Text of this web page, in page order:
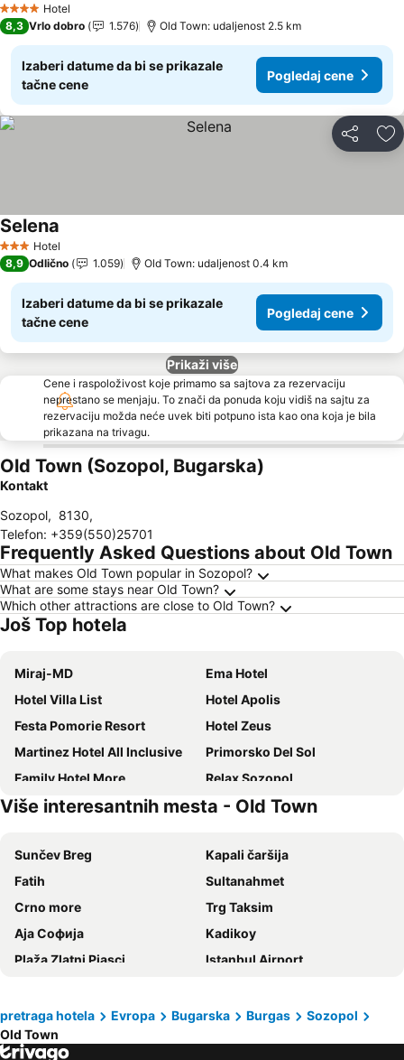
4 ZvezdiceHotel
8,3 Vrlo dobro 1.576 Old Town: udaljenost 2.5 km
Izaberi datume da bi se prikazale
tačne cene
Pogledaj cene
Deli
3 Zvezdice
Hotel
Selena
8,9 Odlično 1.059 Old Town: udaljenost 0.4 km
Izaberi datume da bi se prikazale
tačne cene
Pogledaj cene
Prikaži više
Cene i raspoloživost koje primamo sa sajtova za rezervaciju
neprestano se menjaju. To znači da ponuda koju vidiš na sajtu za
rezervaciju možda neće uvek biti potpuno ista kao ona koja je bila
prikazana na trivagu.
Old Town (Sozopol, Bugarska)
Kontakt
Sozopol, 8130,
Telefon: +359(550)25701
Frequently Asked Questions about Old Town
What makes Old Town popular in Sozopol?
What are some stays near Old Town?
Which other attractions are close to Old Town?
Još Top hotela
Miraj-MD
Ema Hotel
Hotel Villa List
Hotel Apolis
Festa Pomorie Resort
Hotel Zeus
Martinez Hotel All Inclusive
Primorsko Del Sol
Family Hotel More
Relax Sozopol
хотел Централ
Hotel Plamena Palace
Hotel Eco Palace
Festa Via Pontica
Family Hotel Malibu
Morska Zvezda Guest House
Grand Hotel Pomorie
Blu Bay Hotel Sozopol
Palace De Luxe - Apartments
Hotel Miramar
APART-HOTEL Stamopolu Lux с изглед към морето
Family Hotel Primo
Hotel Sunny
Hotel Silver
Hotel Chuchulev
Više interesantnih mesta - Old Town
Sunčev Breg
Kapali čaršija
Fatih
Sultanahmet
Crno more
Trg Taksim
Аја Софија
Kadikoy
Plaža Zlatni Pjasci
Istanbul Airport
Plaj Atliman
Plaža Albena
Besiktas
pretraga hotela Evropa Bugarska Burgas
Sozopol
Old Town